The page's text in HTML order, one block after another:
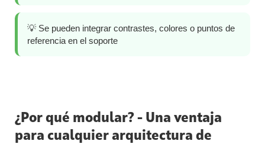
💡 Se pueden integrar contrastes, colores o puntos de
referencia en el soporte
¿Por qué modular? - Una ventaja
para cualquier arquitectura de